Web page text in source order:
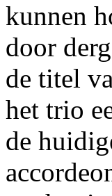
kunnen
door
de titel
het trio
de